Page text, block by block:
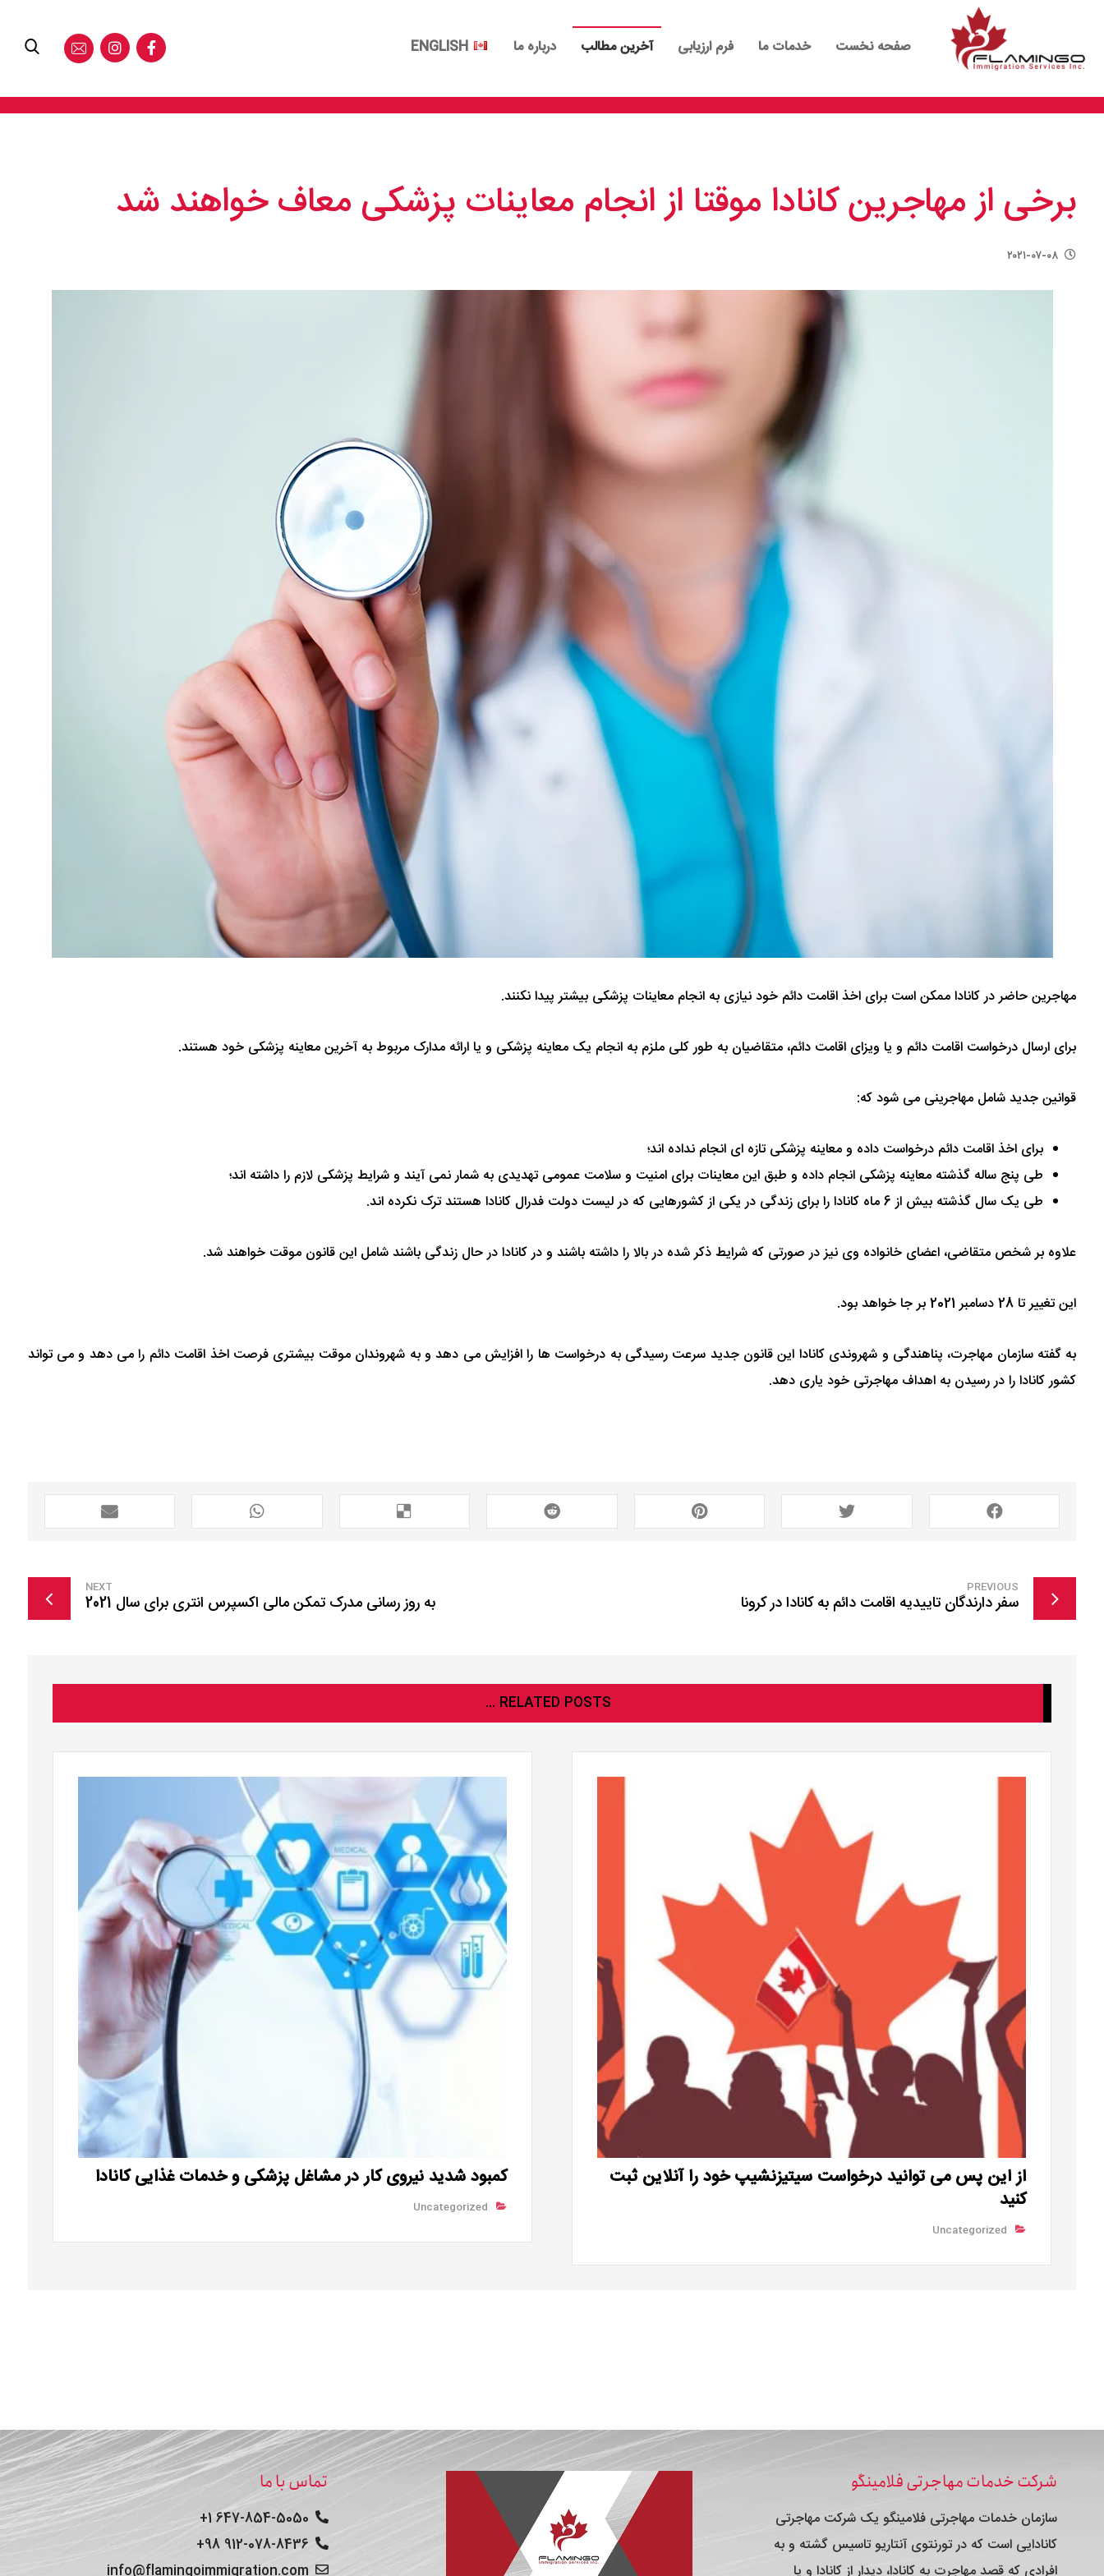
صفحه نخست خدمات ما فرم ارزیابی آخرین مطالب درباره ما ENGLISH
برخی از مهاجرین کانادا موقتا از انجام معاینات پزشکی معاف خواهند شد
۲۰۲۱-۰۷-۰۸
مهاجرین حاضر در کانادا ممکن است برای اخذ اقامت دائم خود نیازی به انجام معاینات پزشکی بیشتر پیدا نکنند.
برای ارسال درخواست اقامت دائم و یا ویزای اقامت دائم، متقاضیان به طور کلی ملزم به انجام یک معاینه پزشکی و یا ارائه مدارک مربوط به آخرین معاینه پزشکی خود هستند.
قوانین جدید شامل مهاجرینی می شود که:
برای اخذ اقامت دائم درخواست داده و معاینه پزشکی تازه ای انجام نداده اند؛
طی پنج ساله گذشته معاینه پزشکی انجام داده و طبق این معاینات برای امنیت و سلامت عمومی تهدیدی به شمار نمی آیند و شرایط پزشکی لازم را داشته اند؛
طی یک سال گذشته بیش از 6 ماه کانادا را برای زندگی در یکی از کشورهایی که در لیست دولت فدرال کانادا هستند ترک نکرده اند.
علاوه بر شخص متقاضی، اعضای خانواده وی نیز در صورتی که شرایط ذکر شده در بالا را داشته باشند و در کانادا در حال زندگی باشند شامل این قانون موقت خواهند شد.
این تغییر تا 28 دسامبر 2021 بر جا خواهد بود.
به گفته سازمان مهاجرت، پناهندگی و شهروندی کانادا این قانون جدید سرعت رسیدگی به درخواست ها را افزایش می دهد و به شهروندان موقت بیشتری فرصت اخذ اقامت دائم را می دهد و می تواند
کشور کانادا را در رسیدن به اهداف مهاجرتی خود یاری دهد.
PREVIOUS
سفر دارندگان تاییدیه اقامت دائم به کانادا در کرونا
NEXT
به روز رسانی مدرک تمکن مالی اکسپرس انتری برای سال 2021
RELATED POSTS ...
از این پس می توانید درخواست سیتیزنشیپ خود را آنلاین ثبت
کنید
Uncategorized
کمبود شدید نیروی کار در مشاغل پزشکی و خدمات غذایی کانادا
Uncategorized
شرکت خدمات مهاجرتی فلامینگو
سازمان خدمات مهاجرتی فلامینگو یک شرکت مهاجرتی
کانادایی است که در تورنتوی آنتاریو تاسیس گشته و به
افرادی که قصد مهاجرت به کانادا، دیدار از کانادا و یا
تماس با ما
647-854-5050 1+
912-078-8436 98+
info@flamingoimmigration.com